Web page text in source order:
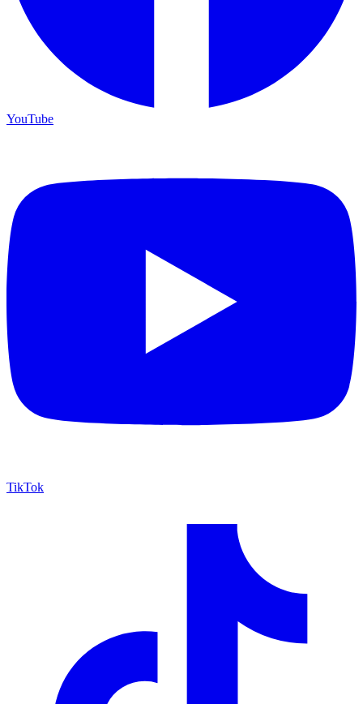
YouTube
TikTok